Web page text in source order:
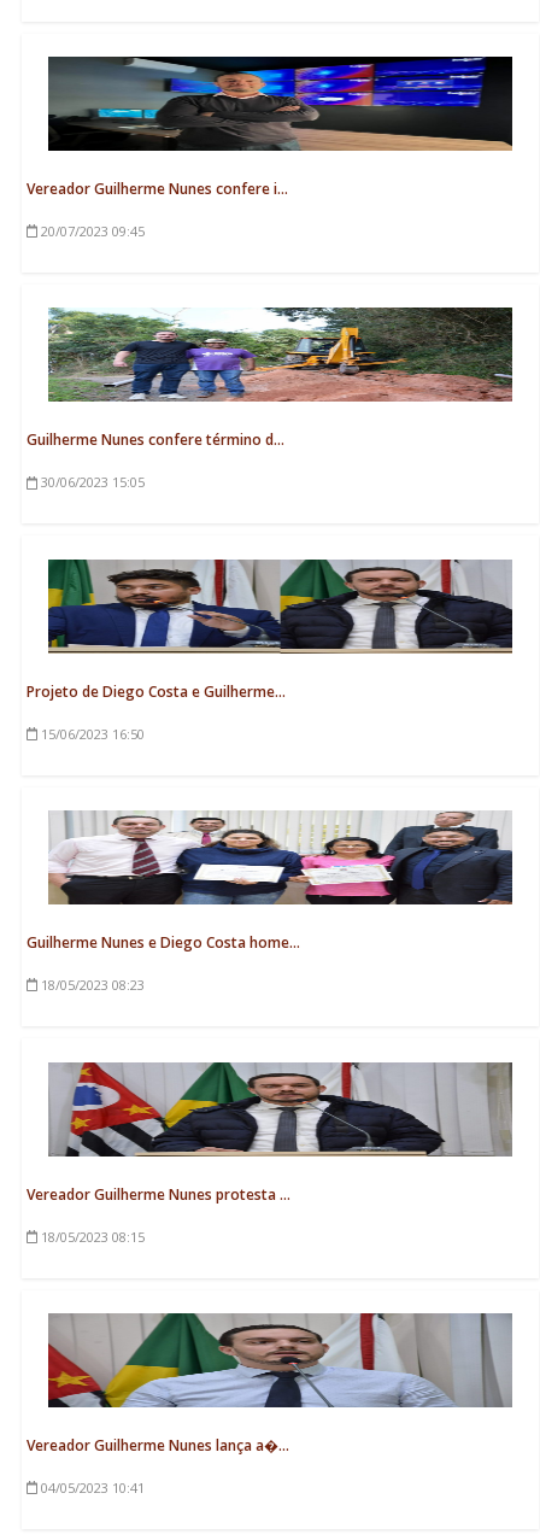
Vereador Guilherme Nunes confere i...
20/07/2023 09:45
Guilherme Nunes confere término d...
30/06/2023 15:05
Projeto de Diego Costa e Guilherme...
15/06/2023 16:50
Guilherme Nunes e Diego Costa home...
18/05/2023 08:23
Vereador Guilherme Nunes protesta ...
18/05/2023 08:15
Vereador Guilherme Nunes lança a�...
04/05/2023 10:41